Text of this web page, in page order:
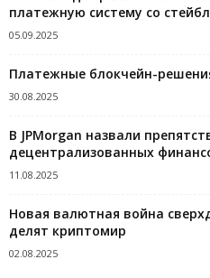
платежную систему со
05.09.2025
Платежные блокчейн-
30.08.2025
В JPMorgan назвали
децентрализованных
11.08.2025
Новая валютная война
делят криптомир
02.08.2025